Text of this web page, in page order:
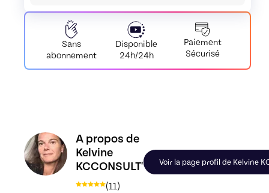
Sans
abonnement
Disponible
24h/24h
Paiement
Sécurisé
Découvrez le profil de Kelvine KCCONSULT',
A propos de
Kelvine
KCCONSULT'
(11)
Voir la page profil de Kelvine